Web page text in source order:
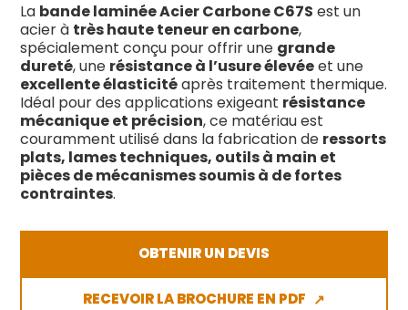
La bande laminée Acier Carbone C67S est un
acier à très haute teneur en carbone,
spécialement conçu pour offrir une grande
dureté, une résistance à l’usure élevéeet une
excellente élasticitéaprès traitement thermique.
Idéal pour des applications exigeant résistance
mécanique et précision, ce matériau est
couramment utilisé dans la fabrication de ressorts
plats, lames techniques, outils à main et
pièces de mécanismes soumis à de fortes
contraintes.
OBTENIR UN DEVIS
RECEVOIR LA BROCHURE EN PDF ↗